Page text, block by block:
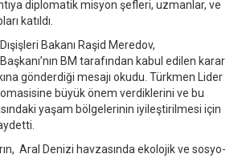
diplomatik misyon şefleri, uzmanlar, ve
katıldı.
Dışişleri Bakanı Raşid Meredov,
BM tarafından kabul edilen karar
gönderdiği mesajı okudu. Türkmen Lider
büyük önem verdiklerini ve bu
yaşam bölgelerinin iyileştirilmesi için
Aral Denizi havzasında ekolojik ve sosyo-